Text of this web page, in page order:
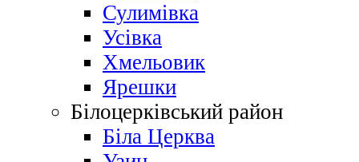
Сулимівка
Усівка
Хмельовик
Ярешки
Білоцерківський район
Біла Церква